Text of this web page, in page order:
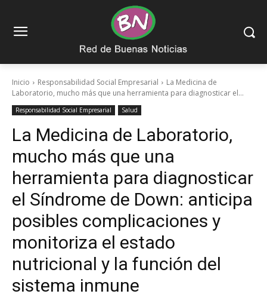
Inicio Responsabilidad Social Empresarial
La Medicina de
Laboratorio, mucho más que una herramienta para diagnosticar el...
Responsabilidad Social Empresarial Salud
La Medicina de Laboratorio,
mucho más que una
herramienta para diagnosticar
el Síndrome de Down: anticipa
posibles complicaciones y
monitoriza el estado
nutricional y la función del
sistema inmune